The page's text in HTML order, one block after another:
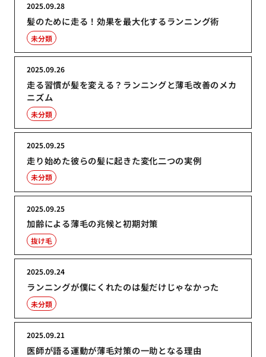
髪のために走る！効果を最大化するランニング術
2025.09.28
未分類
走る習慣が髪を変える？ランニングと薄毛改善のメカ
ニズム
2025.09.26
未分類
走り始めた彼らの髪に起きた変化二つの実例
2025.09.25
未分類
加齢による薄毛の兆候と初期対策
2025.09.25
抜け毛
ランニングが僕にくれたのは髪だけじゃなかった
2025.09.24
未分類
医師が語る運動が薄毛対策の一助となる理由
2025.09.21